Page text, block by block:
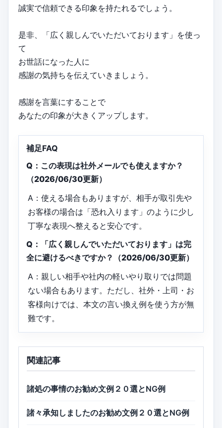
誠実で信頼できる印象を持たれるでしょう。
是非、「広く親しんでいただいております」を使っ
て
お世話になった人に
感謝の気持ちを伝えていきましょう。
感謝を言葉にすることで
あなたの印象が大きくアップします。
補足FAQ
Q：この表現は社外メールでも使えますか？
（2026/06/30更新）
A：使える場合もありますが、相手が取引先や
お客様の場合は「恐れ入ります」のように少し
丁寧な表現へ整えると安心です。
Q：「広く親しんでいただいております」は完
全に避けるべきですか？（2026/06/30更新）
A：親しい相手や社内の軽いやり取りでは問題
ない場合もあります。ただし、社外・上司・お
客様向けでは、本文の言い換え例を使う方が無
難です。
関連記事
諸処の事情のお勧め文例２０選とNG例
諸々承知しましたのお勧め文例２０選とNG例